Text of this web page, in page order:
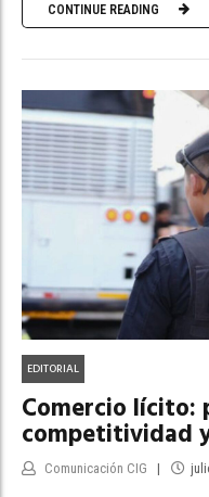
CONTINUE READING
EDITORIAL
Comercio lícito:
competitividad
Comunicación CIG